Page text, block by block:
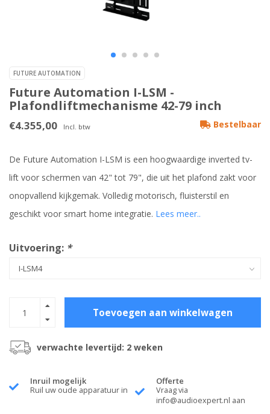
FUTURE AUTOMATION
Future Automation I-LSM -
Plafondliftmechanisme 42-79 inch
€4.355,00 Incl. btw Bestelbaar
De Future Automation I-LSM is een hoogwaardige inverted tv-
lift voor schermen van 42" tot 79", die uit het plafond zakt voor
onopvallend kijkgemak. Volledig motorisch, fluisterstil en
geschikt voor smart home integratie. Lees meer..
Uitvoering: *
Toevoegen aan winkelwagen
verwachte levertijd: 2 weken
Inruil mogelijk
Ruil uw oude apparatuur in
Offerte
Vraag via
info@audioexpert.nl aan